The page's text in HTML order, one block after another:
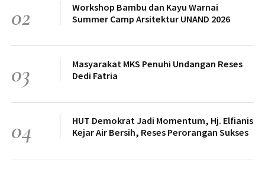
02
Workshop Bambu dan Kayu Warnai
Summer Camp Arsitektur UNAND 2026
03
Masyarakat MKS Penuhi Undangan Reses
Dedi Fatria
04
HUT Demokrat Jadi Momentum, Hj. Elfianis
Kejar Air Bersih, Reses Perorangan Sukses